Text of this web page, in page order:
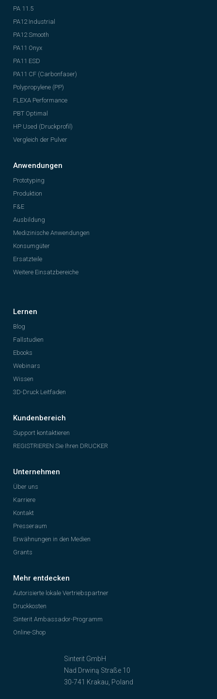
Sinterit GmbH
Nad Drwiną Straße 10
30-741 Krakau, Poland
PA 11.5
PA12 Industrial
PA12 Smooth
PA11 Onyx
PA11 ESD
PA11 CF (Carbonfaser)
Polypropylene (PP)
FLEXA Performance
PBT Optimal
HP Used (Druckprofil)
Vergleich der Pulver
Anwendungen
Prototyping
Produktion
F&E
Ausbildung
Medizinische Anwendungen
Konsumgüter
Ersatzteile
Weitere Einsatzbereiche
Lernen
Blog
Fallstudien
Ebooks
Webinars
Wissen
3D-Druck Leitfaden
Kundenbereich
Support kontaktieren
REGISTRIEREN Sie Ihren DRUCKER
Unternehmen
Über uns
Karriere
Kontakt
Presseraum
Erwähnungen in den Medien
Grants
Mehr entdecken
Autorisierte lokale Vertriebspartner
Druckkosten
Sinterit Ambassador-Programm
Online-Shop